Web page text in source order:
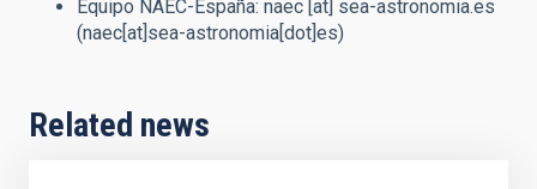
Equipo NAEC-España: naec [at] sea-astronomia.es
(naec[at]sea-astronomia[dot]es)
Related news